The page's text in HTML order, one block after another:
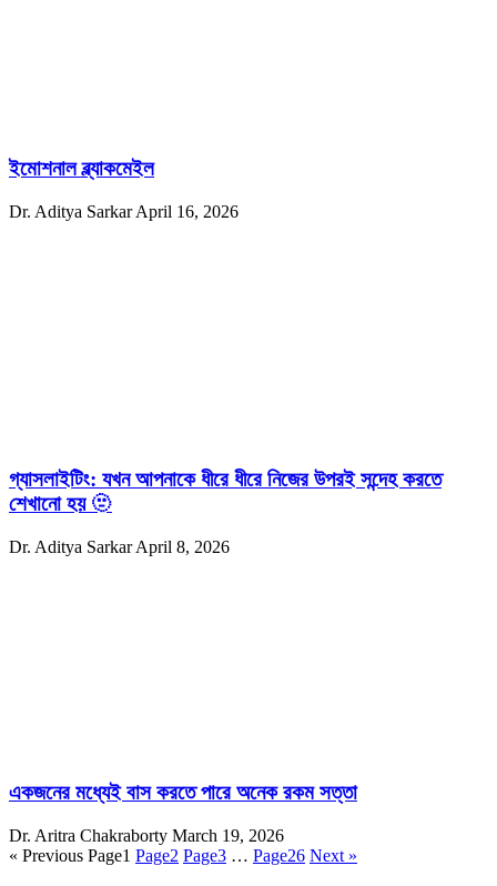
ইমোশনাল ব্ল্যাকমেইল
Dr. Aditya SarkarApril 16, 2026
গ্যাসলাইটিং: যখন আপনাকে ধীরে ধীরে নিজের উপরই সন্দেহ করতে
শেখানো হয় 🫥
Dr. Aditya SarkarApril 8, 2026
একজনের মধ্যেই বাস করতে পারে অনেক রকম সত্তা
Dr. Aritra Chakraborty March 19, 2026
« Previous Page1 Page2 Page3 … Page26 Next »